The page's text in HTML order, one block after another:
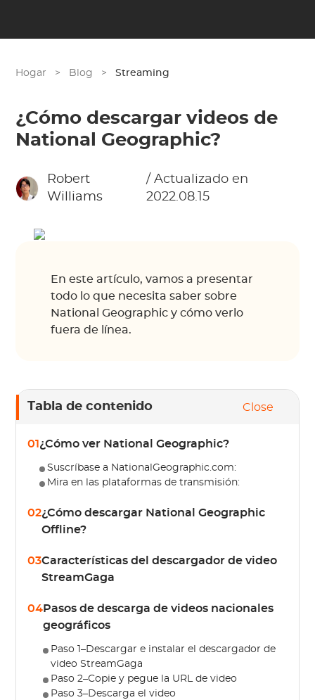
Hogar > Blog > Streaming
¿Cómo descargar videos de
National Geographic?
Robert
Williams
/ Actualizado en
2022.08.15
En este artículo, vamos a presentar
todo lo que necesita saber sobre
National Geographic y cómo verlo
fuera de línea.
Tabla de contenido Close
01 ¿Cómo ver National Geographic?
Suscríbase a NationalGeographic.com:
Mira en las plataformas de transmisión:
02¿Cómo descargar National Geographic
Offline?
03Características del descargador de video
StreamGaga
04Pasos de descarga de videos nacionales
geográficos
Paso 1–Descargar e instalar el descargador de
video StreamGaga
Paso 2–Copie y pegue la URL de video
Paso 3–Descarga el video